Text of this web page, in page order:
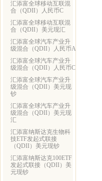
汇添富全球移动互联混
合（QDII）人民币C
汇添富全球移动互联混
合（QDII）美元现汇
汇添富全球汽车产业升
级混合（QDII）人民币A
汇添富全球汽车产业升
级混合（QDII）人民币C
汇添富全球汽车产业升
级混合（QDII）美元现
钞
汇添富全球汽车产业升
级混合（QDII）美元现
汇
汇添富纳斯达克生物科
技ETF发起式联接
（QDII）美元现钞
汇添富纳斯达克100ETF
发起式联接（QDII）美
元现钞